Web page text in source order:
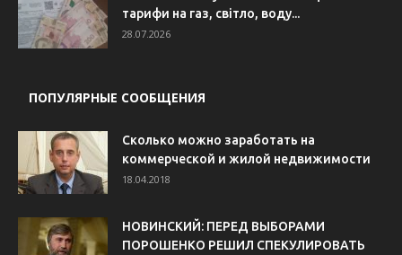
тарифи на газ, світло, воду...
28.07.2026
ПОПУЛЯРНЫЕ СООБЩЕНИЯ
Сколько можно заработать на
коммерческой и жилой недвижимости
18.04.2018
НОВИНСКИЙ: ПЕРЕД ВЫБОРАМИ
ПОРОШЕНКО РЕШИЛ СПЕКУЛИРОВАТЬ